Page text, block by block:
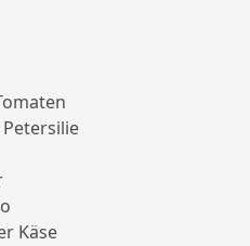
Petersilie
Käse